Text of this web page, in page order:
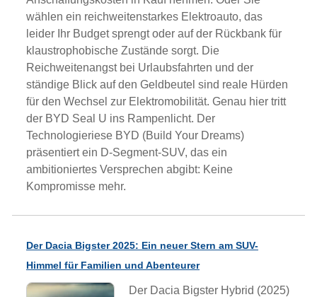
wählen ein reichweitenstarkes Elektroauto, das
leider Ihr Budget sprengt oder auf der Rückbank für
klaustrophobische Zustände sorgt. Die
Reichweitenangst bei Urlaubsfahrten und der
ständige Blick auf den Geldbeutel sind reale Hürden
für den Wechsel zur Elektromobilität. Genau hier tritt
der BYD Seal U ins Rampenlicht. Der
Technologieriese BYD (Build Your Dreams)
präsentiert ein D-Segment-SUV, das ein
ambitioniertes Versprechen abgibt: Keine
Kompromisse mehr.
Der Dacia Bigster 2025: Ein neuer Stern am SUV-
Himmel für Familien und Abenteurer
Der Dacia Bigster Hybrid (2025)